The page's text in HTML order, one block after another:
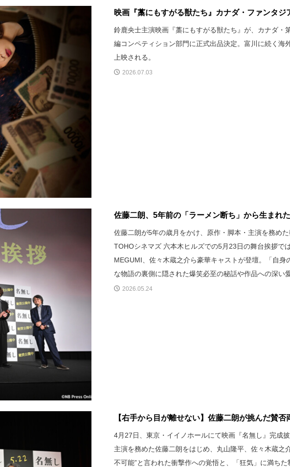
映画『藁にもすがる獣たち』カナダ・ファンタジ
鈴鹿央士主演映画『藁にもすがる獣たち』が、カナダ・
編コンペティション部門に正式出品決定。富川に続く海
上映される。
2026.07.03
佐藤二朗、5年前の「ラーメン断ち」から生まれ
佐藤二朗が5年の歳月をかけ、原作・脚本・主演を務め
TOHOシネマズ 六本木ヒルズでの5月23日の舞台挨拶で
MEGUMI、佐々木蔵之介ら豪華キャストが登壇。「自身
な物語の裏側に隠された爆笑必至の秘話や作品への深い
2026.05.24
【右手から目が離せない】佐藤二朗が挑んだ賛
4月27日、東京・イイノホールにて映画『名無し』完成
主演を務めた佐藤二朗をはじめ、丸山隆平、佐々木蔵之
不可能”と言われた衝撃作への覚悟と、「狂気」に満ちた